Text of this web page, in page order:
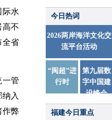
水
高不
全省
一管
入
作弊
今日热词
2026两岸海洋文化交
流平台活动
“闽超”进
行时
第九届数
字中国建
设峰会
福建今日重点